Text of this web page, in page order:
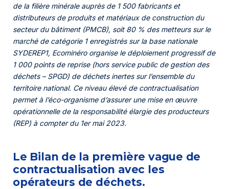
de la filière minérale auprès de 1 500 fabricants et
distributeurs de produits et matériaux de construction du
secteur du bâtiment (PMCB), soit 80 % des metteurs sur le
marché de catégorie 1 enregistrés sur la base nationale
SYDEREP1, Ecominéro organise le déploiement progressif de
1 000 points de reprise (hors service public de gestion des
déchets – SPGD) de déchets inertes sur l’ensemble du
territoire national. Ce niveau élevé de contractualisation
permet à l’éco-organisme d’assurer une mise en œuvre
opérationnelle de la responsabilité élargie des producteurs
(REP) à compter du 1er mai 2023.
Le Bilan de la première vague de
contractualisation avec les
opérateurs de déchets.